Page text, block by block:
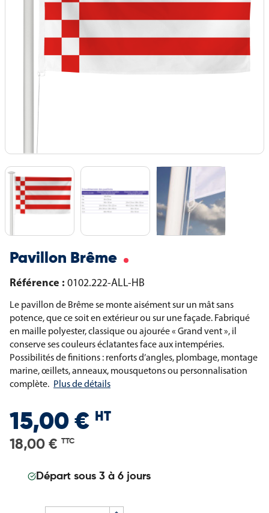
Pavillon Brême
Référence : 0102.222-ALL-HB
Le pavillon de Brême se monte aisément sur un mât sans
potence, que ce soit en extérieur ou sur une façade. Fabriqué
en maille polyester, classique ou ajourée « Grand vent », il
conserve ses couleurs éclatantes face aux intempéries.
Possibilités de finitions : renforts d’angles, plombage, montage
marine, œillets, anneaux, mousquetons ou personnalisation
complète. Plus de détails
15,00 € HT
18,00 € TTC
Départ sous 3 à 6 jours